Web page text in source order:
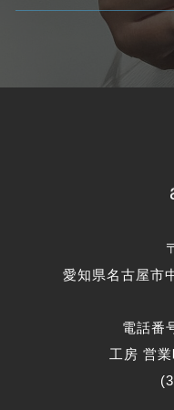
愛知県名古屋市
電話番
工房 営